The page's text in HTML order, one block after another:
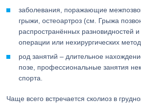
заболевания, поражающие
грыжи, остеоартроз (см. Грыжа
распространённых разновидностей
операции или нехирургических
род занятий – длительное
позе, профессиональные занятия
спорта.
Чаще всего встречается сколиоз в